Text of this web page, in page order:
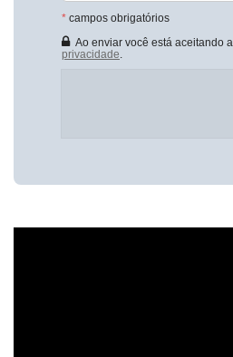
Características do Empreendimento
Sala de Jogos
Playground
Piscina Infantil
* campos obrigatórios
Ao enviar você está aceitando a
privacidade